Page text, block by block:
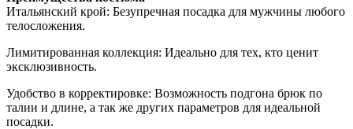
Итальянский крой: Безупречная посадка для мужчины любого
телосложения.
Лимитированная коллекция: Идеально для тех, кто ценит
эксклюзивность.
Удобство в корректировке: Возможность подгона брюк по
талии и длине, а так же других параметров для идеальной
посадки.